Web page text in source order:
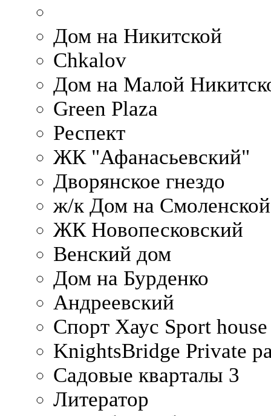
Дом на Никитской
Chkalov
Дом на Малой
Green Plaza
Респект
ЖК "Афанасьевский"
Дворянское гнездо
ж/к Дом на
ЖК Новопесковский
Венский дом
Дом на Бурденко
Андреевский
Спорт Хаус Sport house
KnightsBridge Private
Садовые кварталы 3
Литератор